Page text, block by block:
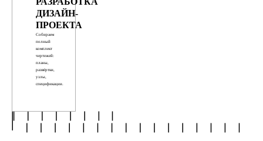
ДИЗАЙН-
ПРОЕКТА
Собираем
полный
комплект
чертежей:
планы,
развёртки,
узлы,
спецификации.